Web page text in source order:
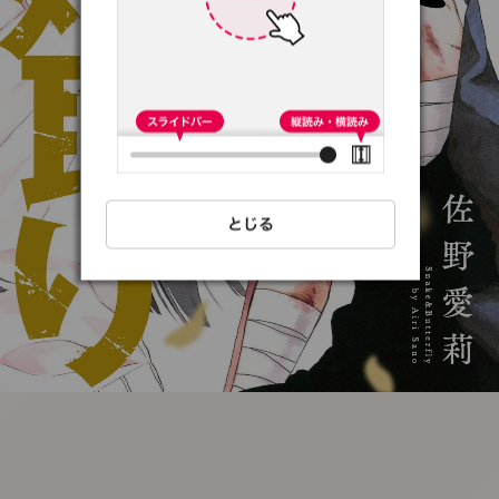
:692.15.691.20:t-
vnqp.lunrzsdszk.vn.oi